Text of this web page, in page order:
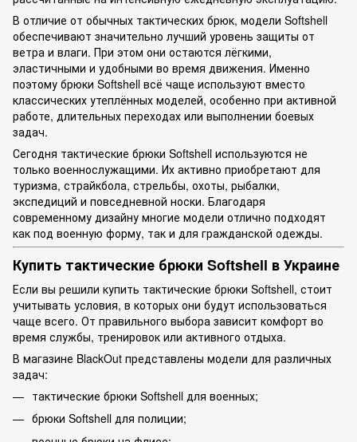
В отличие от обычных тактических брюк, модели Softshell
обеспечивают значительно лучший уровень защиты от
ветра и влаги. При этом они остаются лёгкими,
эластичными и удобными во время движения. Именно
поэтому брюки Softshell всё чаще используют вместо
классических утеплённых моделей, особенно при активной
работе, длительных переходах или выполнении боевых
задач.
Сегодня тактические брюки Softshell используются не
только военнослужащими. Их активно приобретают для
туризма, страйкбола, стрельбы, охоты, рыбалки,
экспедиций и повседневной носки. Благодаря
современному дизайну многие модели отлично подходят
как под военную форму, так и для гражданской одежды.
Купить тактические брюки Softshell в Украине
Если вы решили купить тактические брюки Softshell, стоит
учитывать условия, в которых они будут использоваться
чаще всего. От правильного выбора зависит комфорт во
время службы, тренировок или активного отдыха.
В магазине BlackOut представлены модели для различных
задач:
тактические брюки Softshell для военных;
брюки Softshell для полиции;